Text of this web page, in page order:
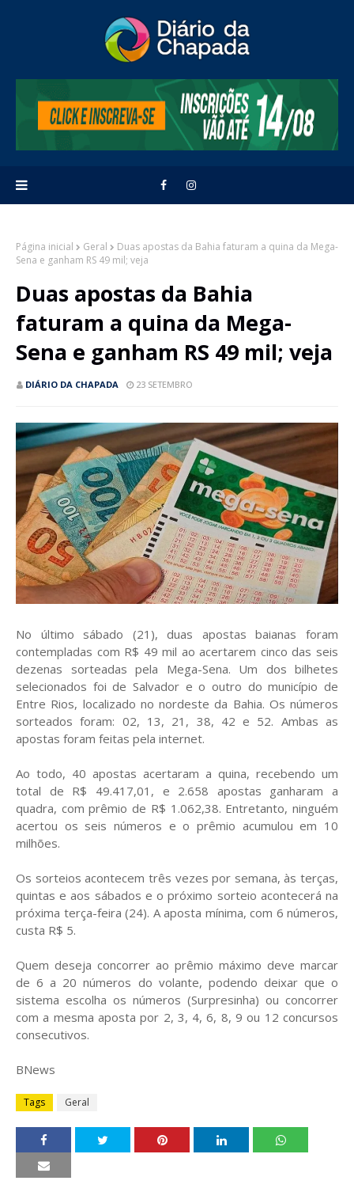
Página inicial Geral
Duas apostas da Bahia faturam a quina da Mega-
Sena e ganham RS 49 mil; veja
Duas apostas da Bahia
faturam a quina da Mega-
Sena e ganham RS 49 mil; veja
DIÁRIO DA CHAPADA 23 SETEMBRO
No último sábado (21), duas apostas baianas foram
contempladas com R$ 49 mil ao acertarem cinco das seis
dezenas sorteadas pela Mega-Sena. Um dos bilhetes
selecionados foi de Salvador e o outro do município de
Entre Rios, localizado no nordeste da Bahia. Os números
sorteados foram: 02, 13, 21, 38, 42 e 52. Ambas as
apostas foram feitas pela internet.
Ao todo, 40 apostas acertaram a quina, recebendo um
total de R$ 49.417,01, e 2.658 apostas ganharam a
quadra, com prêmio de R$ 1.062,38. Entretanto, ninguém
acertou os seis números e o prêmio acumulou em 10
milhões.
Os sorteios acontecem três vezes por semana, às terças,
quintas e aos sábados e o próximo sorteio acontecerá na
próxima terça-feira (24). A aposta mínima, com 6 números,
custa R$ 5.
Quem deseja concorrer ao prêmio máximo deve marcar
de 6 a 20 números do volante, pode​ndo deixar que o
sistema escolha os números (Surpresinha) ou concorrer
com a mesma aposta por 2, 3, 4, 6, 8, 9 ou 12 concursos
consecutivos.
BNews
Tags Geral